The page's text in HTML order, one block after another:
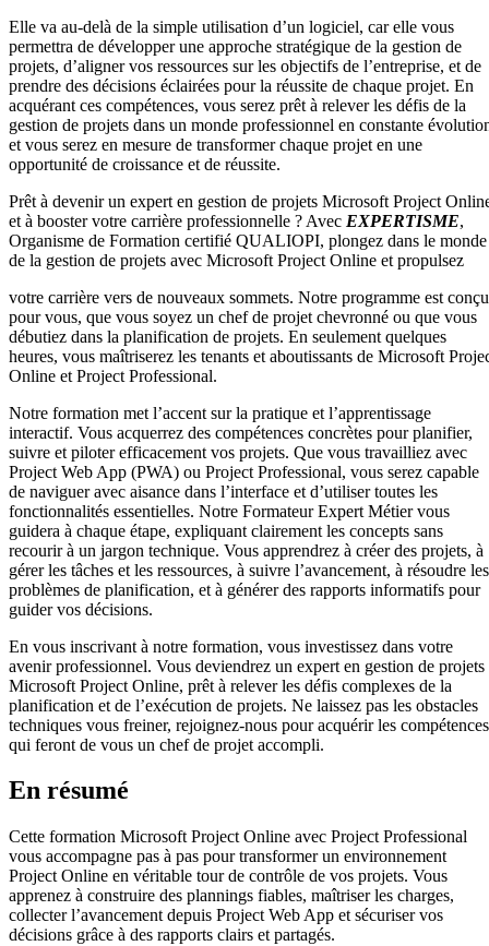
Elle va au-delà de la simple utilisation d’un logiciel, car elle vous
permettra de développer une approche stratégique de la gestion de
projets, d’aligner vos ressources sur les objectifs de l’entreprise, et de
prendre des décisions éclairées pour la réussite de chaque projet. En
acquérant ces compétences, vous serez prêt à relever les défis de la
gestion de projets dans un monde professionnel en constante
et vous serez en mesure de transformer chaque projet en une
opportunité de croissance et de réussite.
Prêt à devenir un expert en gestion de projets Microsoft Project
et à booster votre carrière professionnelle ? Avec EXPERTISME,
Organisme de Formation certifié QUALIOPI, plongez dans le monde
de la gestion de projets avec Microsoft Project Online et propulsez
votre carrière vers de nouveaux sommets. Notre programme est conçu
pour vous, que vous soyez un chef de projet chevronné ou que vous
débutiez dans la planification de projets. En seulement quelques
heures, vous maîtriserez les tenants et aboutissants de Microsoft
Online et Project Professional.
Notre formation met l’accent sur la pratique et l’apprentissage
interactif. Vous acquerrez des compétences concrètes pour planifier,
suivre et piloter efficacement vos projets. Que vous travailliez avec
Project Web App (PWA) ou Project Professional, vous serez capable
de naviguer avec aisance dans l’interface et d’utiliser toutes les
fonctionnalités essentielles. Notre Formateur Expert Métier vous
guidera à chaque étape, expliquant clairement les concepts sans
recourir à un jargon technique. Vous apprendrez à créer des projets, à
gérer les tâches et les ressources, à suivre l’avancement, à résoudre les
problèmes de planification, et à générer des rapports informatifs pour
guider vos décisions.
En vous inscrivant à notre formation, vous investissez dans votre
avenir professionnel. Vous deviendrez un expert en gestion de projets
Microsoft Project Online, prêt à relever les défis complexes de la
planification et de l’exécution de projets. Ne laissez pas les obstacles
techniques vous freiner, rejoignez-nous pour acquérir les compétences
qui feront de vous un chef de projet accompli.
En résumé
Cette formation Microsoft Project Online avec Project Professional
vous accompagne pas à pas pour transformer un environnement
Project Online en véritable tour de contrôle de vos projets. Vous
apprenez à construire des plannings fiables, maîtriser les charges,
collecter l’avancement depuis Project Web App et sécuriser vos
décisions grâce à des rapports clairs et partagés.